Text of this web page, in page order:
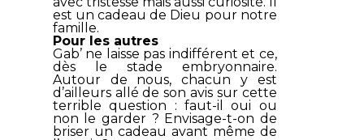
est un cadeau de Dieu pour notre
famille.
Pour les autres
Gab’ ne laisse pas indifférent et ce,
dès le stade embryonnaire.
Autour de nous, chacun y est
d’ailleurs allé de son avis sur cette
terrible question : faut-il oui ou
non le garder ? Envisage-t-on de
briser un cadeau avant même de